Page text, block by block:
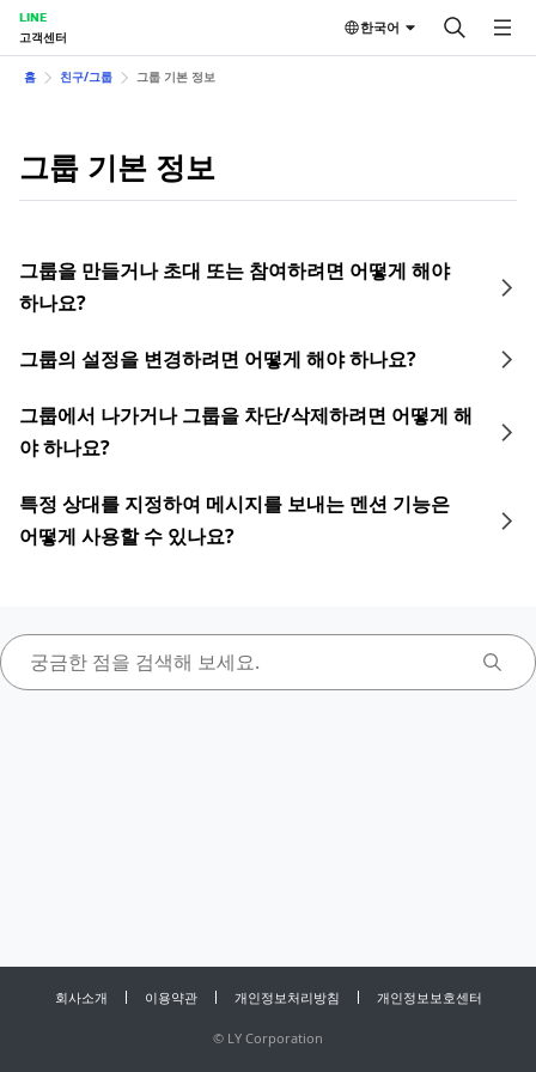
LINE
고객센터
한국어
홈 친구/그룹 그룹 기본 정보
그룹 기본 정보
그룹을 만들거나 초대 또는 참여하려면 어떻게 해야
하나요?
그룹의 설정을 변경하려면 어떻게 해야 하나요?
그룹에서 나가거나 그룹을 차단/삭제하려면 어떻게 해
야 하나요?
특정 상대를 지정하여 메시지를 보내는 멘션 기능은
어떻게 사용할 수 있나요?
회사소개 이용약관 개인정보처리방침 개인정보보호센터
© LY Corporation